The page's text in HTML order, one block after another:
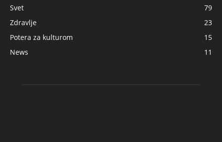
Svet
79
Zdravlje
23
Potera za kulturom
15
News
11